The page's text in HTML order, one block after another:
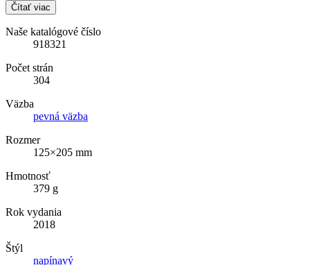
Čítať viac
Naše katalógové číslo
918321
Počet strán
304
Väzba
pevná väzba
Rozmer
125×205 mm
Hmotnosť
379 g
Rok vydania
2018
Štýl
napínavý